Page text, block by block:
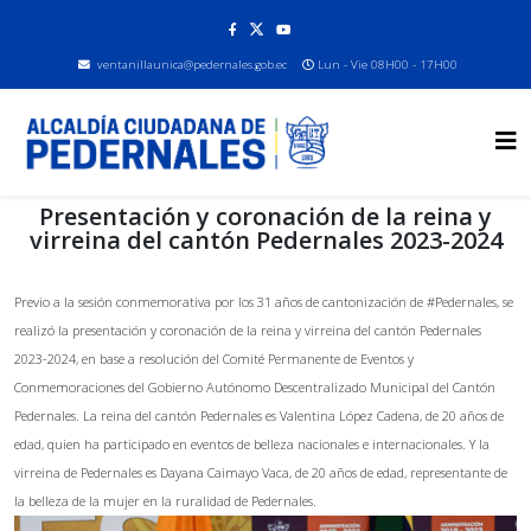
ventanillaunica@pedernales.gob.ec Lun - Vie 08H00 - 17H00
Presentación y coronación de la reina y
virreina del cantón Pedernales 2023-2024
Previo a la sesión conmemorativa por los 31 años de cantonización de #Pedernales, se
realizó la presentación y coronación de la reina y virreina del cantón Pedernales
2023-2024, en base a resolución del Comité Permanente de Eventos y
Conmemoraciones del Gobierno Autónomo Descentralizado Municipal del Cantón
Pedernales. La reina del cantón Pedernales es Valentina López Cadena, de 20 años de
edad, quien ha participado en eventos de belleza nacionales e internacionales. Y la
virreina de Pedernales es Dayana Caimayo Vaca, de 20 años de edad, representante de
la belleza de la mujer en la ruralidad de Pedernales.